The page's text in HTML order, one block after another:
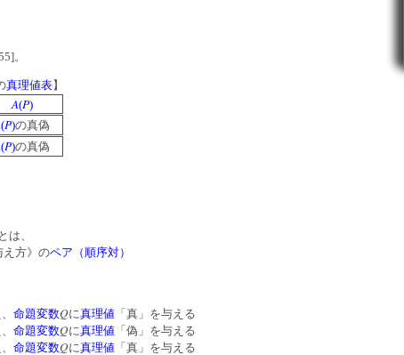
。
真理値表】
A(P)
(P)の真偽
(P)の真偽
とは、
え方》のペア（順序対）
命題変数Qに真理値 「真」を与える
命題変数Qに真理値 「偽」を与える
命題変数Qに真理値 「真」を与える